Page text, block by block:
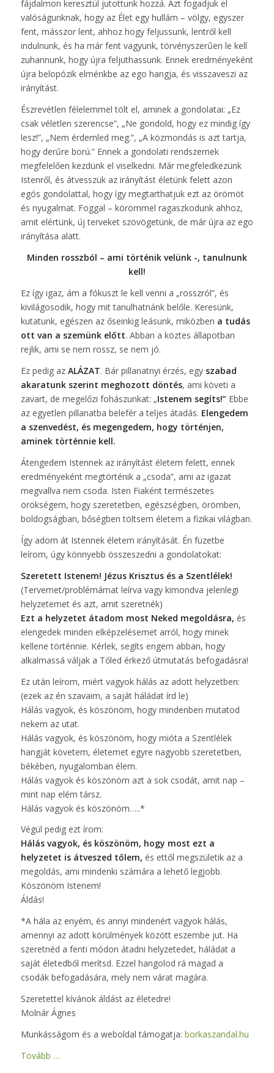
fájdalmon keresztül jutottunk hozzá. Azt fogadjuk el
valóságunknak, hogy az Élet egy hullám – völgy, egyszer
fent, másszor lent, ahhoz hogy feljussunk, lentről kell
indulnunk, és ha már fent vagyunk, törvényszerűen le kell
zuhannunk, hogy újra feljuthassunk. Ennek eredményeként
újra belopózik elménkbe az ego hangja, és visszaveszi az
irányítást.
Észrevétlen félelemmel tölt el, aminek a gondolatai: „Ez
csak véletlen szerencse”, „Ne gondold, hogy ez mindig így
lesz!”, „Nem érdemled meg.”, „A közmondás is azt tartja,
hogy derűre ború.” Ennek a gondolati rendszernek
megfelelően kezdünk el viselkedni. Már megfeledkezünk
Istenről, és átvesszük az irányítást életünk felett azon
egós gondolattal, hogy így megtarthatjuk ezt az örömöt
és nyugalmat. Foggal – körömmel ragaszkodunk ahhoz,
amit elértünk, új terveket szövögetünk, de már újra az ego
irányítása alatt.
Minden rosszból – ami történik velünk -, tanulnunk
kell!
Ez így igaz, ám a fókuszt le kell venni a „rosszról”, és
kivilágosodik, hogy mit tanulhatnánk belőle. Keresünk,
kutatunk, egészen az őseinkig leásunk, miközben a tudás
ott van a szemünk előtt. Abban a köztes állapotban
rejlik, ami se nem rossz, se nem jó.
Ez pedig az ALÁZAT. Bár pillanatnyi érzés, egy szabad
akaratunk szerint meghozott döntés, ami követi a
zavart, de megelőzi fohászunkat: „Istenem segíts!”Ebbe
az egyetlen pillanatba belefér a teljes átadás. Elengedem
a szenvedést, és megengedem, hogy történjen,
aminek történnie kell.
Átengedem Istennek az irányítást életem felett, ennek
eredményeként megtörténik a „csoda”, ami az igazat
megvallva nem csoda. Isten Fiaként természetes
örökségem, hogy szeretetben, egészségben, örömben,
boldogságban, bőségben töltsem életem a fizikai világban.
Így adom át Istennek életem irányítását. Én füzetbe
leírom, úgy könnyebb összeszedni a gondolatokat:
Szeretett Istenem! Jézus Krisztus és a Szentlélek!
(Tervemet/problémámat leírva vagy kimondva jelenlegi
helyzetemet és azt, amit szeretnék)
Ezt a helyzetet átadom most Neked megoldásra, és
elengedek minden elképzelésemet arról, hogy minek
kellene történnie. Kérlek, segíts engem abban, hogy
alkalmassá váljak a Tőled érkező útmutatás befogadásra!
Ez után leírom, miért vagyok hálás az adott helyzetben:
(ezek az én szavaim, a saját háládat írd le)
Hálás vagyok, és köszönöm, hogy mindenben mutatod
nekem az utat.
Hálás vagyok, és köszönöm, hogy mióta a Szentlélek
hangját követem, életemet egyre nagyobb szeretetben,
békében, nyugalomban élem.
Hálás vagyok és köszönöm azt a sok csodát, amit nap –
mint nap elém társz.
Hálás vagyok és köszönöm…..*
Végül pedig ezt írom:
Hálás vagyok, és köszönöm, hogy most ezt a
helyzetet is átveszed tőlem, és ettől megszületik az a
megoldás, ami mindenki számára a lehető legjobb.
Köszönöm Istenem!
Áldás!
*A hála az enyém, és annyi mindenért vagyok hálás,
amennyi az adott körülmények között eszembe jut. Ha
szeretnéd a fenti módon átadni helyzetedet, háládat a
saját életedből merítsd. Ezzel hangolod rá magad a
csodák befogadására, mely nem várat magára.
Szeretettel kívánok áldást az életedre!
Molnár Ágnes
Munkásságom és a weboldal támogatja: borkaszandal.hu
Tovább …